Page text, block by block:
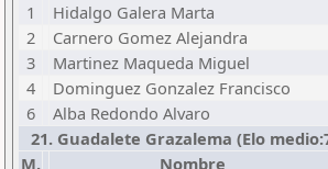
1
Hidalgo Galera Marta
2
Carnero Gomez Alejandra
3
Martinez Maqueda Miguel
4
Dominguez Gonzalez Francisco
6
Alba Redondo Alvaro
21. Guadalete Grazalema (Elo
M.
Nombre